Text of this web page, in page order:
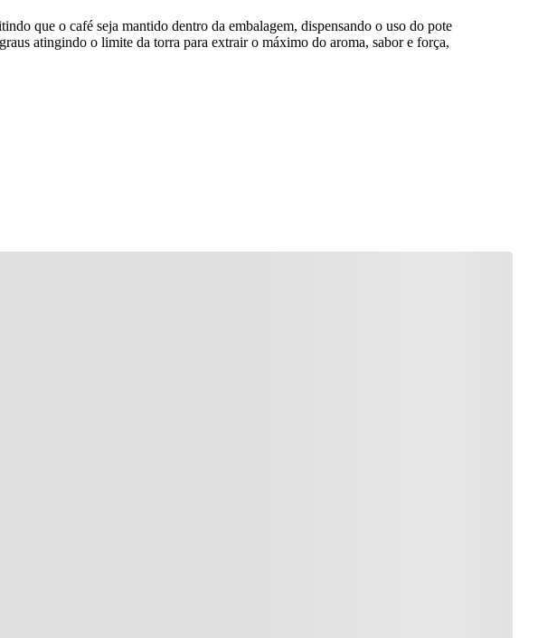
que o café seja mantido dentro da embalagem, dispensando o uso do pote
atingindo o limite da torra para extrair o máximo do aroma, sabor e força,